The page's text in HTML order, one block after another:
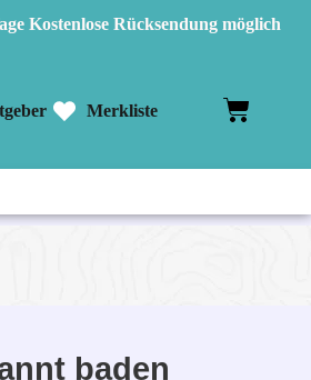
Kostenlose Rücksendung möglich
Merkliste
baden